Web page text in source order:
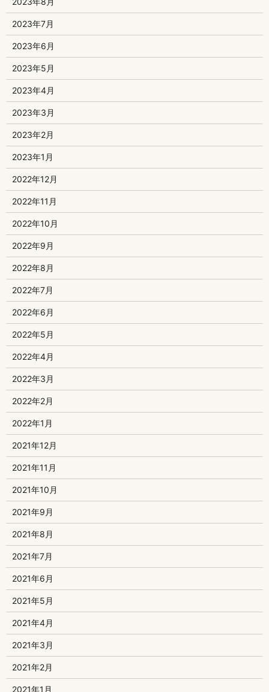
2023年7月
2023年6月
2023年5月
2023年4月
2023年3月
2023年2月
2023年1月
2022年12月
2022年11月
2022年10月
2022年9月
2022年8月
2022年7月
2022年6月
2022年5月
2022年4月
2022年3月
2022年2月
2022年1月
2021年12月
2021年11月
2021年10月
2021年9月
2021年8月
2021年7月
2021年6月
2021年5月
2021年4月
2021年3月
2021年2月
2021年1月